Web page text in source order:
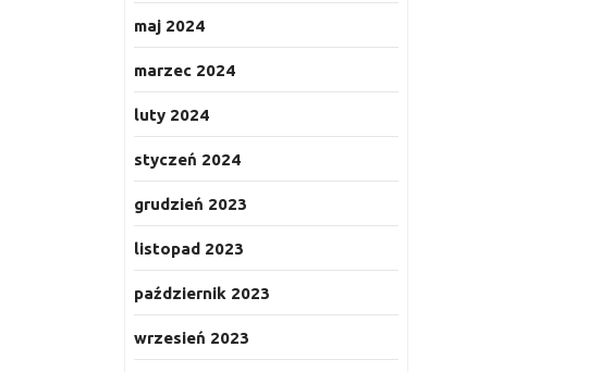
maj 2024
marzec 2024
luty 2024
styczeń 2024
grudzień 2023
listopad 2023
październik 2023
wrzesień 2023